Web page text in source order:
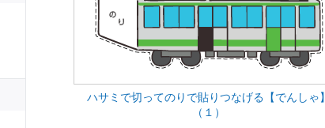
ハサミで切ってのりで貼りつなげる【でんしゃ】
（１）